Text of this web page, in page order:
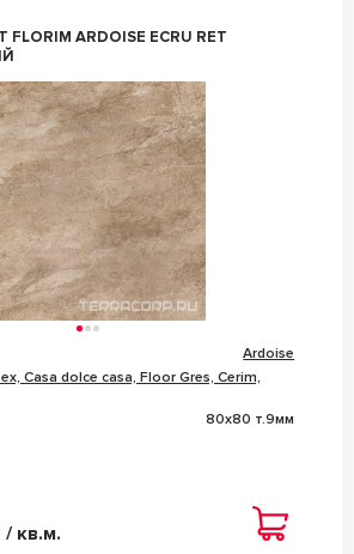
ARDOISE ECRU RET
Ardoise
Casa dolce casa, Floor Gres, Cerim,
80x80 т.9мм
/ кв.м.